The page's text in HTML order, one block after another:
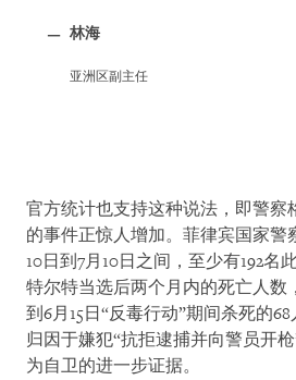
林海
亚洲区副主任
官方统计也支持这种说法，即警察
的事件正惊人增加。菲律宾国家警
10日到7月10日之间，至少有192名
特尔特当选后两个月内的死亡人数
到6月15日“反毒行动”期间杀死的
归因于嫌犯“抗拒逮捕并向警员开
为自卫的进一步证据。